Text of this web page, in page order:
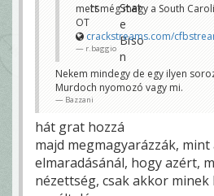
mindig kicsit később kezd
és megússza a Georgia a
veretlennel kevesebb
r.baggio
Elkezdődött helyette egy sorozat
mert még megy a South
OT
crackstreams.com/
r.baggio
Nekem mindegy de egy ilyen
Murdoch nyomozó vagy mi.
Bazzani
hát grat hozzá
majd megmagyarázzák, mint
elmaradásánál, hogy azért,
nézettség, csak akkor